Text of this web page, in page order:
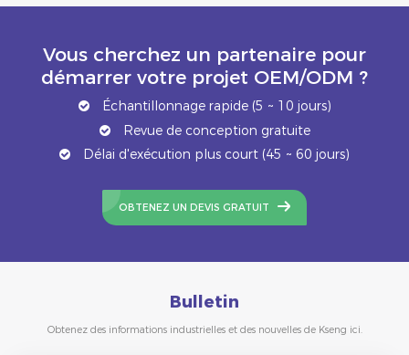
Vous cherchez un partenaire pour
démarrer votre projet OEM/ODM ?
Échantillonnage rapide (5 ~ 10 jours)
Revue de conception gratuite
Délai d'exécution plus court (45 ~ 60 jours)
OBTENEZ UN DEVIS GRATUIT
Bulletin
Obtenez des informations industrielles et des nouvelles de Kseng ici.